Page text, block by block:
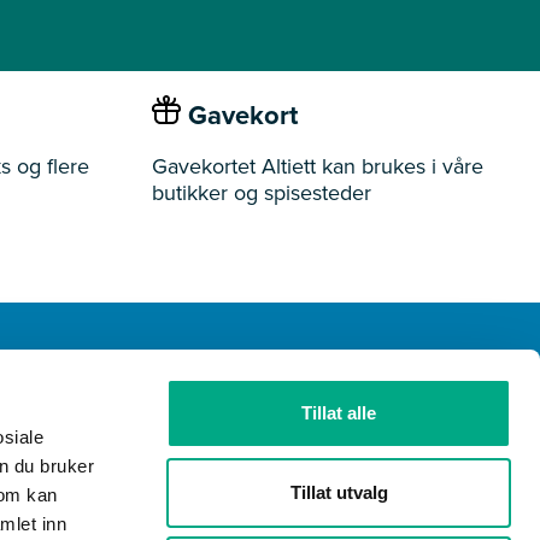
du bruker
kan
inn
Tillat alle
Tillat utvalg
og flere
Gavekort
Gavekortet Altiett kan brukes i våre
butikker og spisesteder